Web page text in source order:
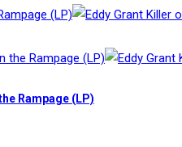
Rampage (LP)